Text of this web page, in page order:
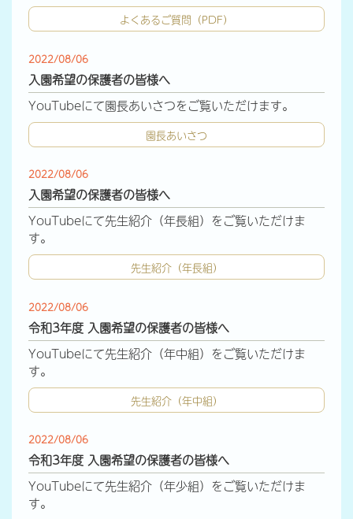
よくあるご質問（PDF）
2022/08/06
入園希望の保護者の皆様へ
YouTubeにて園長あいさつをご覧いただけます。
園長あいさつ
2022/08/06
入園希望の保護者の皆様へ
YouTubeにて先生紹介（年長組）をご覧いただけま
す。
先生紹介（年長組）
2022/08/06
令和3年度 入園希望の保護者の皆様へ
YouTubeにて先生紹介（年中組）をご覧いただけま
す。
先生紹介（年中組）
2022/08/06
令和3年度 入園希望の保護者の皆様へ
YouTubeにて先生紹介（年少組）をご覧いただけま
す。